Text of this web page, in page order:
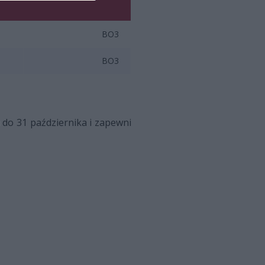
BO3
BO3
31 października i zapewni